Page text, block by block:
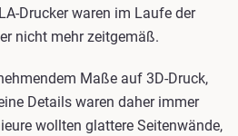
Drucker waren im Laufe der
nicht mehr zeitgemäß.
Maße auf 3D-Druck,
Details waren daher immer
wollten glattere Seitenwände,